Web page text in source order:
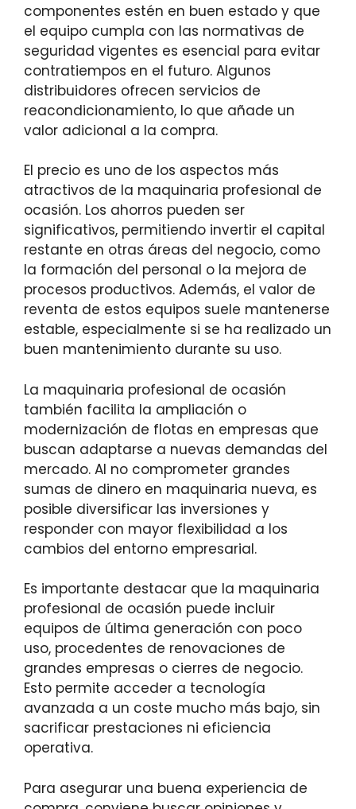
componentes estén en buen estado y que
el equipo cumpla con las normativas de
seguridad vigentes es esencial para evitar
contratiempos en el futuro. Algunos
distribuidores ofrecen servicios de
reacondicionamiento, lo que añade un
valor adicional a la compra.
El precio es uno de los aspectos más
atractivos de la maquinaria profesional de
ocasión. Los ahorros pueden ser
significativos, permitiendo invertir el capital
restante en otras áreas del negocio, como
la formación del personal o la mejora de
procesos productivos. Además, el valor de
reventa de estos equipos suele mantenerse
estable, especialmente si se ha realizado un
buen mantenimiento durante su uso.
La maquinaria profesional de ocasión
también facilita la ampliación o
modernización de flotas en empresas que
buscan adaptarse a nuevas demandas del
mercado. Al no comprometer grandes
sumas de dinero en maquinaria nueva, es
posible diversificar las inversiones y
responder con mayor flexibilidad a los
cambios del entorno empresarial.
Es importante destacar que la maquinaria
profesional de ocasión puede incluir
equipos de última generación con poco
uso, procedentes de renovaciones de
grandes empresas o cierres de negocio.
Esto permite acceder a tecnología
avanzada a un coste mucho más bajo, sin
sacrificar prestaciones ni eficiencia
operativa.
Para asegurar una buena experiencia de